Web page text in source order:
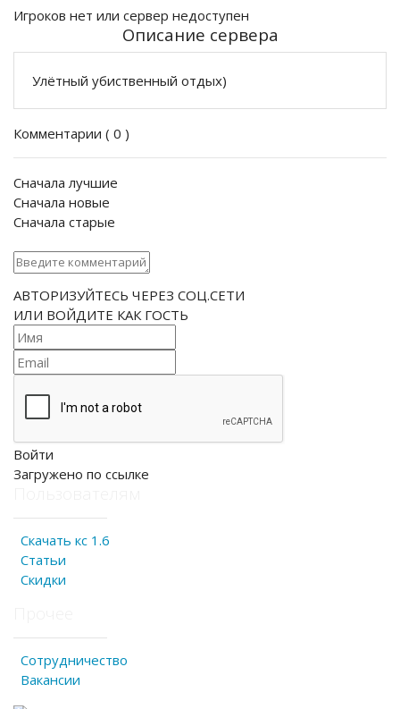
Игроков нет или сервер недоступен
Описание сервера
Улётный убиственный отдых)
Комментарии ( 0 )
Сначала лучшие
Сначала новые
Сначала старые
АВТОРИЗУЙТЕСЬ ЧЕРЕЗ СОЦ.СЕТИ
ИЛИ ВОЙДИТЕ КАК ГОСТЬ
Войти
Загружено по ссылке
Скачать кс 1.6
Статьи
Скидки
Сотрудничество
Вакансии